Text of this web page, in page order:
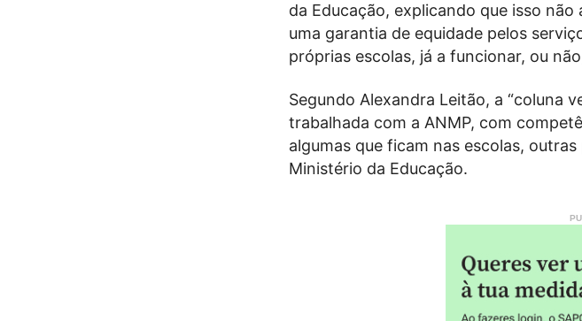
da Educação, explicando que isso
uma garantia de equidade pelos
próprias escolas, já a funcionar, ou
Segundo Alexandra Leitão, a “coluna
trabalhada com a ANMP, com
algumas que ficam nas escolas,
Ministério da Educação.